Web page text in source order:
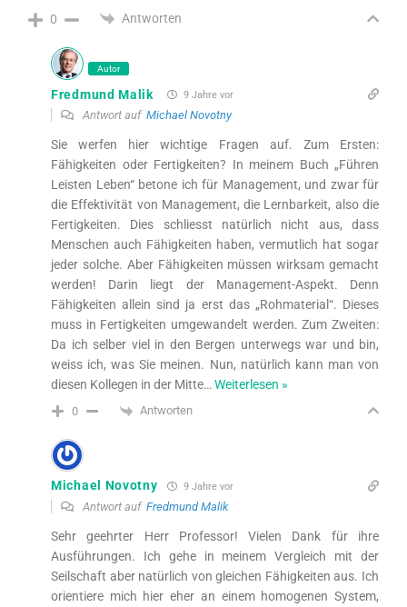
0 Antworten
Autor
Fredmund Malik 9 Jahre vor
Antwort auf Michael Novotny
Sie werfen hier wichtige Fragen auf. Zum Ersten:
Fähigkeiten oder Fertigkeiten? In meinem Buch „Führen
Leisten Leben“ betone ich für Management, und zwar für
die Effektivität von Management, die Lernbarkeit, also die
Fertigkeiten. Dies schliesst natürlich nicht aus, dass
Menschen auch Fähigkeiten haben, vermutlich hat sogar
jeder solche. Aber Fähigkeiten müssen wirksam gemacht
werden! Darin liegt der Management-Aspekt. Denn
Fähigkeiten allein sind ja erst das „Rohmaterial“. Dieses
muss in Fertigkeiten umgewandelt werden. Zum Zweiten:
Da ich selber viel in den Bergen unterwegs war und bin,
weiss ich, was Sie meinen. Nun, natürlich kann man von
diesen Kollegen in der Mitte… Weiterlesen »
0 Antworten
Michael Novotny 9 Jahre vor
Antwort auf Fredmund Malik
Sehr geehrter Herr Professor! Vielen Dank für ihre
Ausführungen. Ich gehe in meinem Vergleich mit der
Seilschaft aber natürlich von gleichen Fähigkeiten aus. Ich
orientiere mich hier eher an einem homogenen System,